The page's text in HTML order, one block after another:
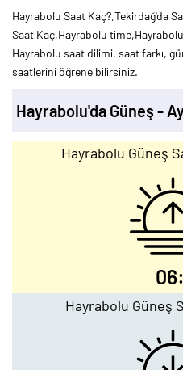
Hayrabolu Saat Kaç?,Tekirdağ'da
Saat Kaç,Hayrabolu
Hayrabolu saat dilimi, saat farkı,
saatlerini öğrene bilirsiniz.
Hayrabolu'da Güneş -
Hayrabolu Güneş
Hayrabolu Güneş